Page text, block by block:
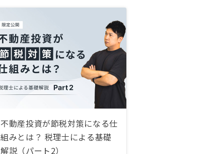
不動産投資が節税対策になる仕
組みとは？ 税理士による基礎
解説（パート2）